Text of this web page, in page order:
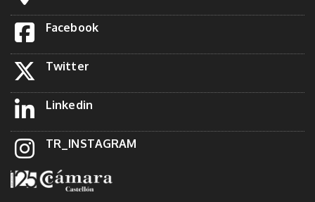
Facebook
Twitter
Linkedin
TR_INSTAGRAM